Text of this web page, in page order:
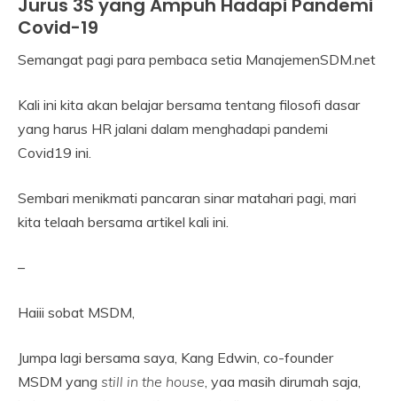
Manajemen
SDM
Development
Jurus 3S yang Ampuh Hadapi Pandemi
Covid-19
2021
Semangat pagi para pembaca setia ManajemenSDM.net
Kali ini kita akan belajar bersama tentang filosofi dasar
yang harus HR jalani dalam menghadapi pandemi
Covid19 ini.
Sembari menikmati pancaran sinar matahari pagi, mari
kita telaah bersama artikel kali ini.
–
Haiii sobat MSDM,
Jumpa lagi bersama saya, Kang Edwin, co-founder
MSDM yang still in the house , yaa masih dirumah saja,